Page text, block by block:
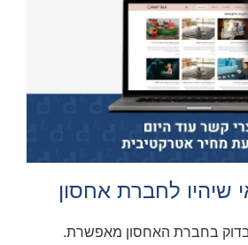
שיהיו לחברת אחסון
בחברת האחסון מאפשרת.